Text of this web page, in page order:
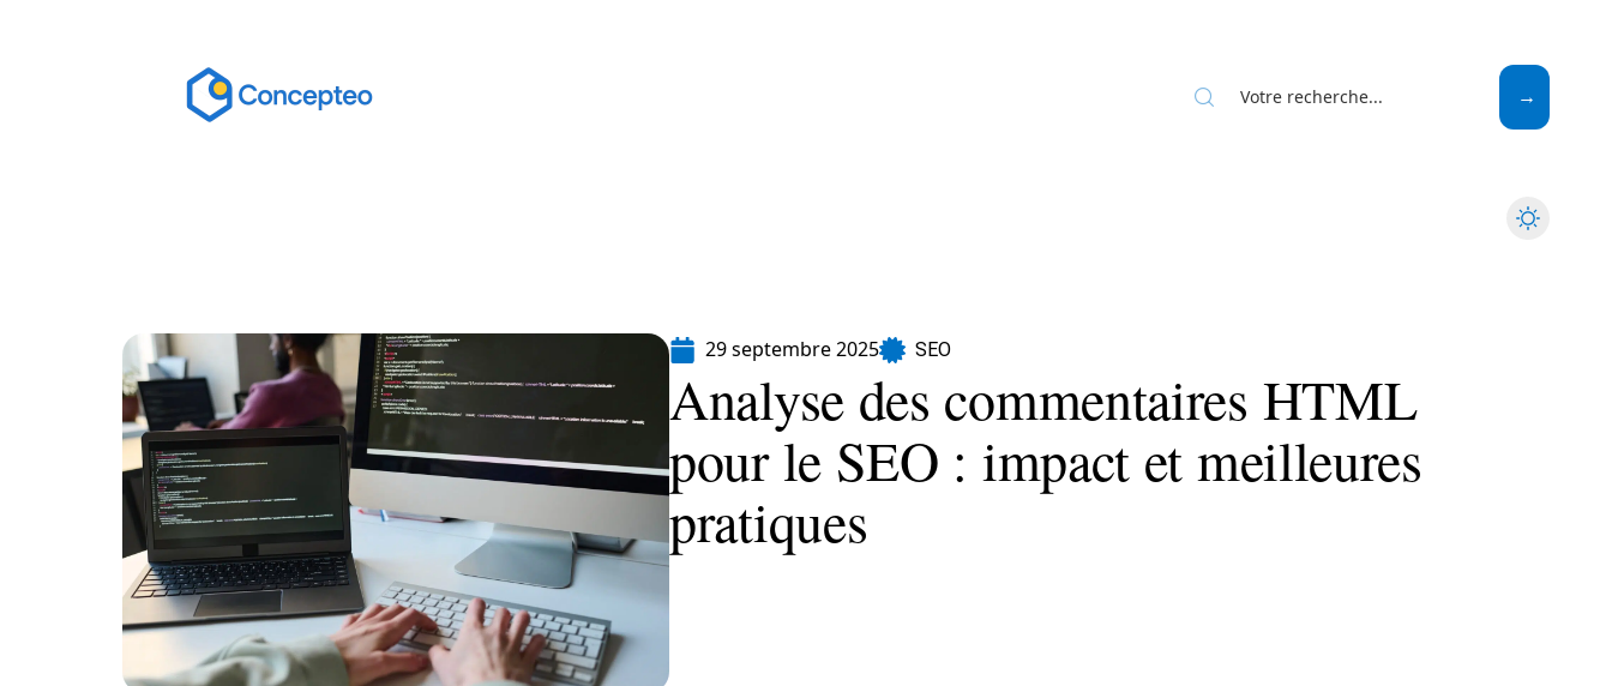
29 septembre 2025 SEO
Analyse des commentaires HTML
pour le SEO : impact et meilleures
pratiques